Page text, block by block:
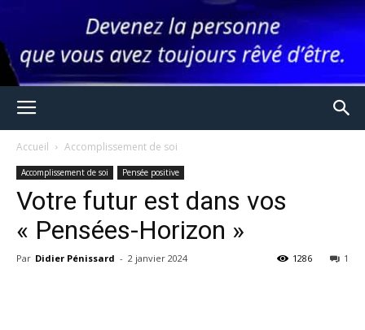
Accueil Accomplissement de soi
Accomplissement de soi Pensée positive
Votre futur est dans vos
« Pensées-Horizon »
Par Didier Pénissard - 2 janvier 2024 1
1286